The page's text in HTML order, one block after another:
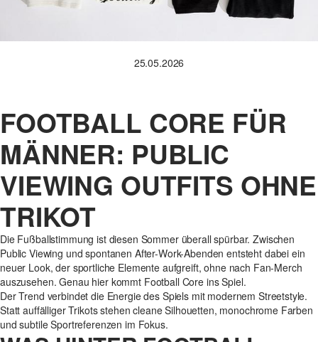
25.05.2026
FOOTBALL CORE FÜR
MÄNNER: PUBLIC
VIEWING OUTFITS OHNE
TRIKOT
Die Fußballstimmung ist diesen Sommer überall spürbar. Zwischen
Public Viewing und spontanen After-Work-Abenden entsteht dabei ein
neuer Look, der sportliche Elemente aufgreift, ohne nach Fan-Merch
auszusehen. Genau hier kommt Football Core ins Spiel.
Der Trend verbindet die Energie des Spiels mit modernem Streetstyle.
Statt auffälliger Trikots stehen cleane Silhouetten, monochrome Farben
und subtile Sportreferenzen im Fokus.